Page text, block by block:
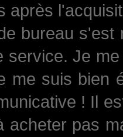
après
bureau
service. Je
me suis bien
! Il
acheter pas